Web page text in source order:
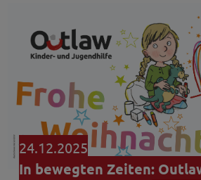
24.12.2025
In bewegten Zeiten: